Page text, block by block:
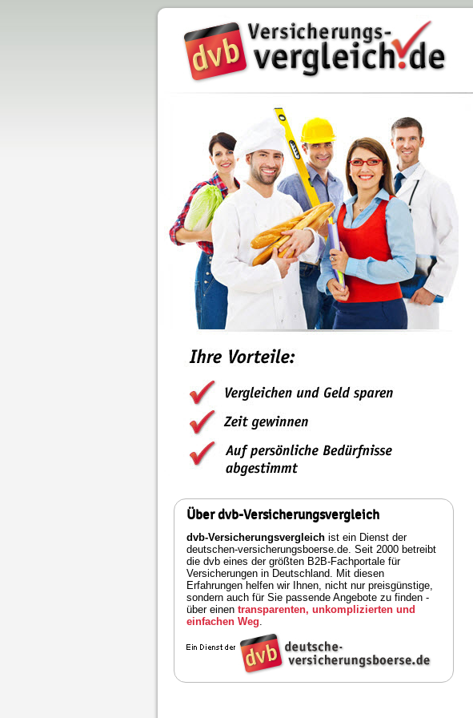
Über dvb-Versicherungsvergleich
dvb-Versicherungsvergleich ist ein Dienst der
deutschen-versicherungsboerse.de. Seit 2000 betreibt
die dvb eines der größten B2B-Fachportale für
Versicherungen in Deutschland. Mit diesen
Erfahrungen helfen wir Ihnen, nicht nur preisgünstige,
sondern auch für Sie passende Angebote zu finden -
über einen transparenten, unkomplizierten und
einfachen Weg.